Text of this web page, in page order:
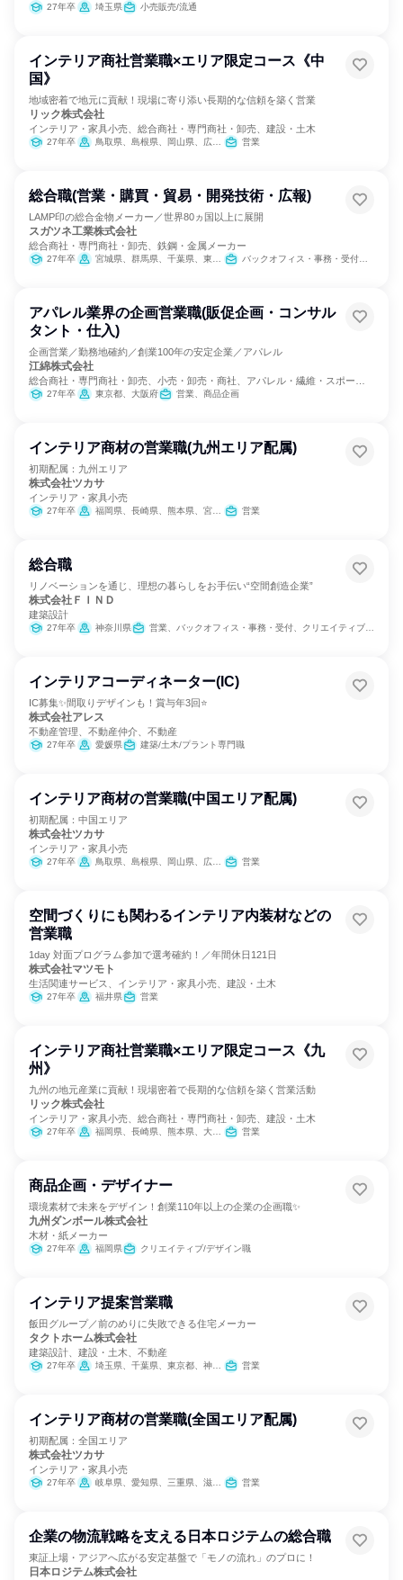
27年卒 埼玉県 小売販売/流通
インテリア商社営業職×エリア限定コース《中
国》
地域密着で地元に貢献！現場に寄り添い長期的な信頼を築く営業
リック株式会社
インテリア・家具小売、総合商社・専門商社・卸売、建設・土木
27年卒 鳥取県、島根県、岡山県、広島県、山口県 営業
総合職(営業・購買・貿易・開発技術・広報)
LAMP印の総合金物メーカー／世界80ヵ国以上に展開
スガツネ工業株式会社
総合商社・専門商社・卸売、鉄鋼・金属メーカー
27年卒 宮城県、群馬県、千葉県、東京都、神奈川県、愛知県、京都府、大阪府、福岡県 バックオフィス・事務・受付、営業、製造・生産工程、SCM/生産管理/購買/物流、法務/知財、IT、広報/IR、クリエイティブ/デザイン職
アパレル業界の企画営業職(販促企画・コンサル
タント・仕入)
企画営業／勤務地確約／創業100年の安定企業／アパレル
江綿株式会社
総合商社・専門商社・卸売、小売・卸売・商社、アパレル・繊維・スポーツ
メーカー
27年卒 東京都、大阪府 営業、商品企画
インテリア商材の営業職(九州エリア配属)
初期配属：九州エリア
株式会社ツカサ
インテリア・家具小売
27年卒 福岡県、長崎県、熊本県、宮崎県、鹿児島県 営業
総合職
リノベーションを通じ、理想の暮らしをお手伝い“空間創造企業”
株式会社ＦＩＮＤ
建築設計
27年卒 神奈川県 営業、バックオフィス・事務・受付、クリエイティブ/デザイン職
インテリアコーディネーター(IC)
IC募集✨間取りデザインも！賞与年3回⭐
株式会社アレス
不動産管理、不動産仲介、不動産
27年卒 愛媛県 建築/土木/プラント専門職
インテリア商材の営業職(中国エリア配属)
初期配属：中国エリア
株式会社ツカサ
インテリア・家具小売
27年卒 鳥取県、島根県、岡山県、広島県 営業
空間づくりにも関わるインテリア内装材などの
営業職
1day 対面プログラム参加で選考確約！／年間休日121日
株式会社マツモト
生活関連サービス、インテリア・家具小売、建設・土木
27年卒 福井県 営業
インテリア商社営業職×エリア限定コース《九
州》
九州の地元産業に貢献！現場密着で長期的な信頼を築く営業活動
リック株式会社
インテリア・家具小売、総合商社・専門商社・卸売、建設・土木
27年卒 福岡県、長崎県、熊本県、大分県、宮崎県、鹿児島県 営業
商品企画・デザイナー
環境素材で未来をデザイン！創業110年以上の企業の企画職✨
九州ダンボール株式会社
木材・紙メーカー
27年卒 福岡県 クリエイティブ/デザイン職
インテリア提案営業職
飯田グループ／前のめりに失敗できる住宅メーカー
タクトホーム株式会社
建築設計、建設・土木、不動産
27年卒 埼玉県、千葉県、東京都、神奈川県、愛知県、大阪府、沖縄県 営業
インテリア商材の営業職(全国エリア配属)
初期配属：全国エリア
株式会社ツカサ
インテリア・家具小売
27年卒 岐阜県、愛知県、三重県、滋賀県、京都府、大阪府、兵庫県、奈良県、鳥取県、島根県、岡山県、広島県、福岡県、長崎県、熊本県、宮崎県、鹿児島県 営業
企業の物流戦略を支える日本ロジテムの総合職
東証上場・アジアへ広がる安定基盤で「モノの流れ」のプロに！
日本ロジテム株式会社